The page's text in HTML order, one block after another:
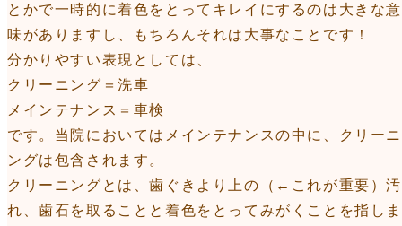
とかで一時的に着色をとってキレイにするのは大きな意
味がありますし、もちろんそれは大事なことです！
分かりやすい表現としては、
クリーニング＝洗車
メインテナンス＝車検
です。当院においてはメインテナンスの中に、クリーニ
ングは包含されます。
クリーニングとは、歯ぐきより上の（←これが重要）汚
れ、歯石を取ることと着色をとってみがくことを指しま